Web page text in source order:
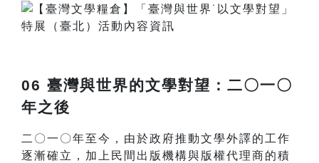
06 臺灣與世界的文學對望：二〇一〇
年之後
二〇一〇年至今，由於政府推動文學外譯的工作
逐漸確立，加上民間出版機構與版權代理商的積